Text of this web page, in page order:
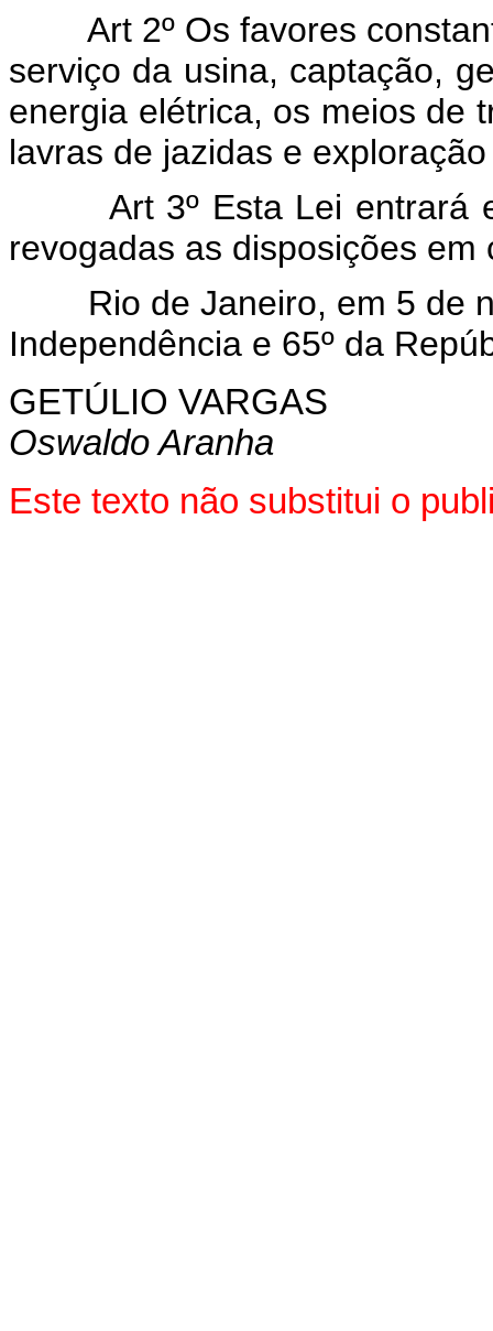
Art 2º Os favores
serviço da usina, captação,
energia elétrica, os meios de
lavras de jazidas e
Art 3º Esta Lei entrará
revogadas as disposições em
Rio de Janeiro, em 5 de
Independência e 65º da
GETÚLIO VARGAS
Oswaldo Aranha
Este texto não substitui o